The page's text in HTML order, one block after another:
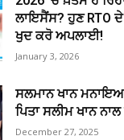
ਲਾਇਸੈਂਸ? ਹੁਣ RTO
ਖੁਦ ਕਰੋ ਅਪਲਾਈ!
January 3, 2026
ਸਲਮਾਨ ਖਾਨ
ਪਿਤਾ ਸਲੀਮ ਖਾਨ
December 27, 2025